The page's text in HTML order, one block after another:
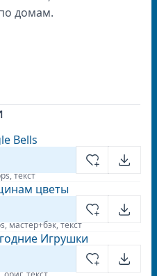
домам.
Bells
текст
цветы
мастер+бэк, текст
Игрушки